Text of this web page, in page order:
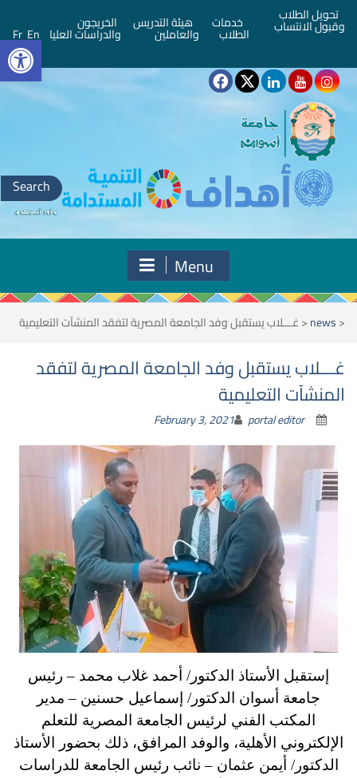
تحويل الطلاب
وقبول الانتساب خدمات
الطلاب
هيئة التدريس
والعاملين
الخريجون
والدراسات العليا En
Fr
Search
for:
Menu
<
news
<غـــلاب يستقبل وفد الجامعة المصرية لتفقد المنشآت التعليمية
غـــلاب يستقبل وفد الجامعة المصرية لتفقد
المنشآت التعليمية
February 3, 2021 portal editor
إستقبل الأستاذ الدكتور/ أحمد غلاب محمد – رئيس
جامعة أسوان الدكتور/ إسماعيل حسنين – مدير
المكتب الفني لرئيس الجامعة المصرية للتعلم
الإلكتروني الأهلية، والوفد المرافق، ذلك بحضور الأستاذ
الدكتور/ أيمن عثمان – نائب رئيس الجامعة للدراسات